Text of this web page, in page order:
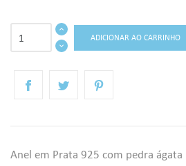
ADICIONAR AO CARRINHO
Anel em Prata 925 com pedra ágata